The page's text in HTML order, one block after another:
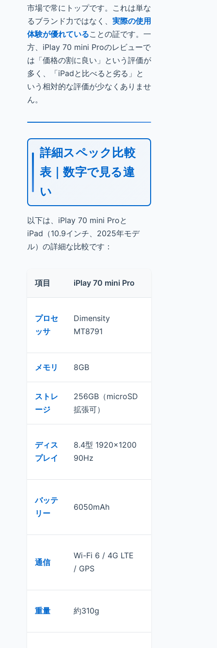
市場で常にトップです。これは単な
るブランド力ではなく、 実際の使用
体験が優れていることの証です。一
方、iPlay 70 mini Proのレビューで
は「価格の割に良い」という評価が
多く、「iPadと比べると劣る」と
いう相対的な評価が少なくありませ
ん。
詳細スペック比較
表｜数字で見る違
い
以下は、iPlay 70 mini Proと
iPad（10.9インチ、2025年モデ
ル）の詳細な比較です：
項目 iPlay 70 mini Pro
プロセ
ッサ
Dimensity
MT8791
メモリ 8GB
ストレ
ージ
256GB（microSD
拡張可）
ディス
プレイ
8.4型 1920×1200
90Hz
バッテ
リー
6050mAh
通信
Wi-Fi 6 / 4G LTE
/ GPS
重量 約310g